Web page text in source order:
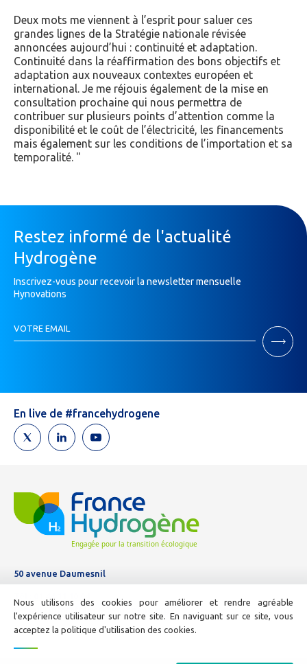
Deux mots me viennent à l’esprit pour saluer ces
grandes lignes de la Stratégie nationale révisée
annoncées aujourd’hui : continuité et adaptation.
Continuité dans la réaffirmation des bons objectifs et
adaptation aux nouveaux contextes européen et
international. Je me réjouis également de la mise en
consultation prochaine qui nous permettra de
contribuer sur plusieurs points d’attention comme la
disponibilité et le coût de l’électricité, les financements
mais également sur les conditions de l’importation et sa
temporalité.
Restez informé de l'actualité
Hydrogène
Inscrivez-vous pour recevoir la newsletter mensuelle
Hynovations
VOTRE EMAIL
Si
un
humain,
ne
remplissez
pas
En live de #francehydrogene
50 avenue Daumesnil
01 44 11 10 04
E-mail :
info@france-hydrogene.org
Nous utilisons des cookies pour améliorer et rendre agréable
l'expérience utilisateur sur notre site. En naviguant sur ce site, vous
acceptez la politique d'utilisation des cookies.